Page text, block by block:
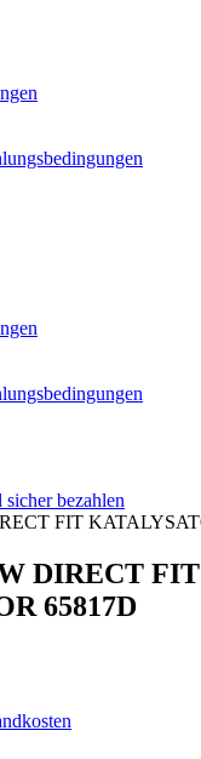
DIRECT FIT
65817D